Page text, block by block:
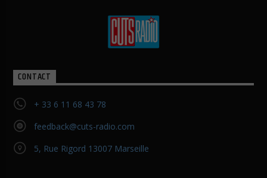
CONTACT
+ 33 6 11 68 43 78
feedback@cuts-radio.com
5, Rue Rigord 13007 Marseille